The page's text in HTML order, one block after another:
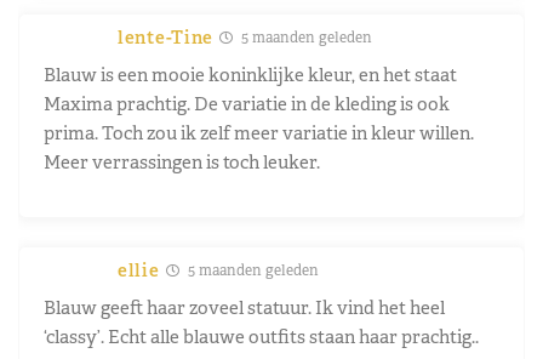
lente-Tine 5 maanden geleden
Blauw is een mooie koninklijke kleur, en het staat
Maxima prachtig. De variatie in de kleding is ook
prima. Toch zou ik zelf meer variatie in kleur willen.
Meer verrassingen is toch leuker.
ellie 5 maanden geleden
Blauw geeft haar zoveel statuur. Ik vind het heel
‘classy’. Echt alle blauwe outfits staan haar prachtig..